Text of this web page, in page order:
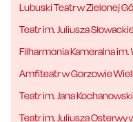
Lubuski Teatr w Zielonej
Teatr im. Juliusza
Filharmonia Kameralna
Amfiteatr w Gorzowie
Teatr im. Jana
Teatr im. Juliusza